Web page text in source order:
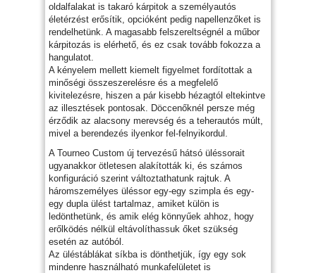
oldalfalakat is takaró kárpitok a személyautós
életérzést erősítik, opcióként pedig napellenzőket is
rendelhetünk. A magasabb felszereltségnél a műbor
kárpitozás is elérhető, és ez csak tovább fokozza a
hangulatot.
A kényelem mellett kiemelt figyelmet fordítottak a
minőségi összeszerelésre és a megfelelő
kivitelezésre, hiszen a pár kisebb hézagtól eltekintve
az illesztések pontosak. Döccenőknél persze még
érződik az alacsony merevség és a teherautós múlt,
mivel a berendezés ilyenkor fel-felnyikordul.
A Tourneo Custom új tervezésű hátsó üléssorait
ugyanakkor ötletesen alakították ki, és számos
konfiguráció szerint változtathatunk rajtuk. A
háromszemélyes üléssor egy-egy szimpla és egy-
egy dupla ülést tartalmaz, amiket külön is
ledönthetünk, és amik elég könnyűek ahhoz, hogy
erőlködés nélkül eltávolíthassuk őket szükség
esetén az autóból.
Az üléstáblákat síkba is dönthetjük, így egy sok
mindenre használható munkafelületet is